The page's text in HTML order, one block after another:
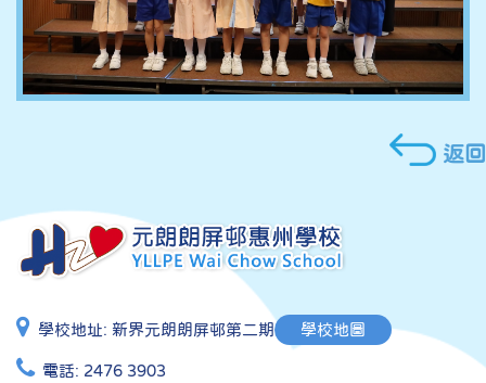
返回
學校地址: 新界元朗朗屏邨第二期 學校地圖
電話: 2476 3903